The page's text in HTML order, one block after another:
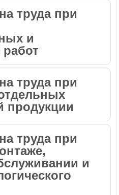
труда при
и
труда при
продукции
труда при
и